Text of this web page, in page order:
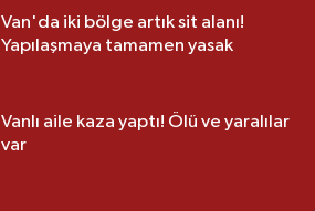
Van'da iki bölge artık sit alanı!
Yapılaşmaya tamamen yasak
Vanlı aile kaza yaptı! Ölü ve yaralılar
var